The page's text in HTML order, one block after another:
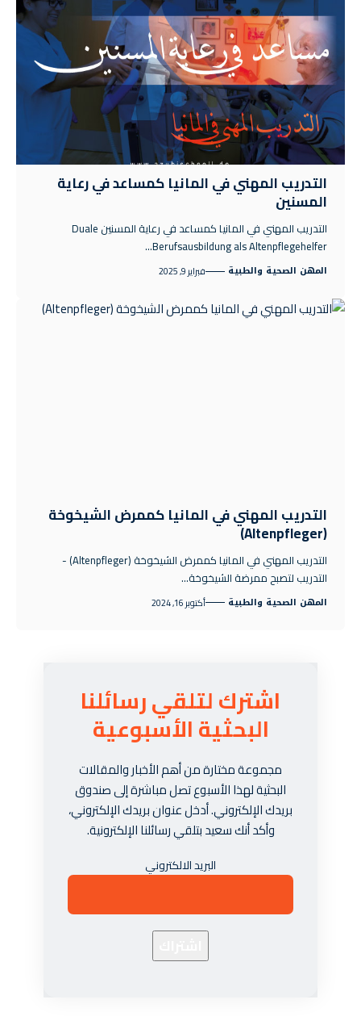
التدريب المهني في المانيا كمساعد في رعاية
المسنين
التدريب المهني في المانيا كمساعد في رعاية المسنين Duale
Berufsausbildung als Altenpflegehelfer…
المهن الصحية والطبية فبراير 9, 2025
التدريب المهني في المانيا كممرض الشيخوخة
(Altenpfleger)
التدريب المهني في المانيا كممرض الشيخوخة (Altenpfleger) -
التدريب لتصبح ممرضة الشيخوخة…
المهن الصحية والطبية أكتوبر 16, 2024
اشترك لتلقي رسائلنا
البحثية الأسبوعية
مجموعة مختارة من أهم الأخبار والمقالات
البحثية لهذا الأسبوع تصل مباشرة إلى صندوق
بريدك الإلكتروني. أدخل عنوان بريدك الإلكتروني،
وأكد أنك سعيد بتلقي رسائلنا الإلكترونية.
البريد الالكتروني